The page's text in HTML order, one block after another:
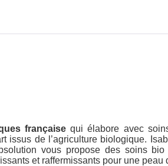
françaisequi élabore avec
issus de l’agriculture biologique.
vous propose des soins
et raffermissants pour une peau